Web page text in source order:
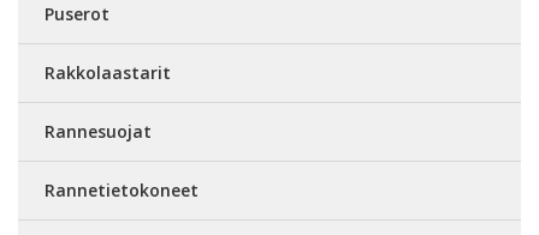
Puserot
Rakkolaastarit
Rannesuojat
Rannetietokoneet